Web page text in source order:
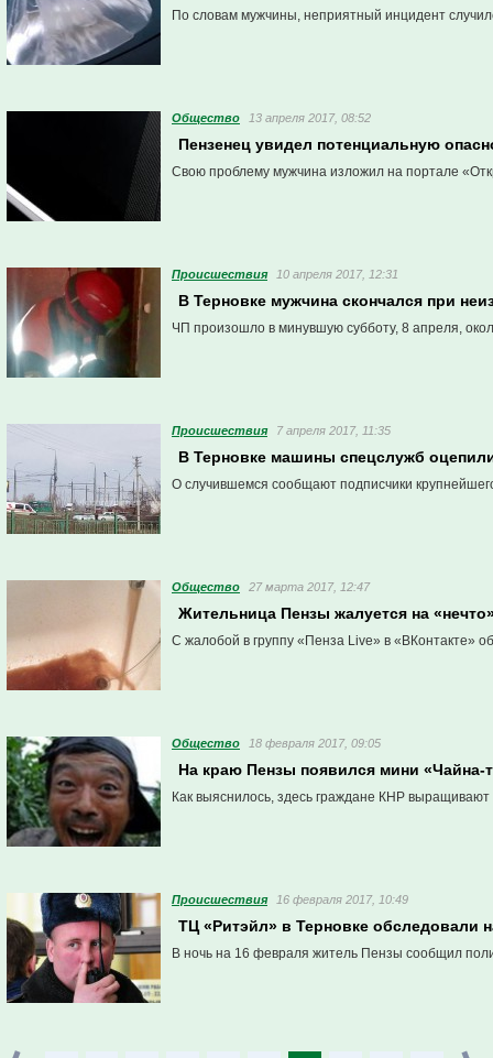
По словам мужчины, неприятный инцидент
Общество 13 апреля 2017, 08:52
Пензенец увидел потенциальную
Свою проблему мужчина изложил на портале
Проиcшествия 10 апреля 2017, 12:31
В Терновке мужчина скончался при
ЧП произошло в минувшую субботу, 8 апреля,
Проиcшествия 7 апреля 2017, 11:35
В Терновке машины спецслужб
О случившемся сообщают подписчики
Общество 27 марта 2017, 12:47
Жительница Пензы жалуется на
С жалобой в группу «Пенза Live» в «ВКонтакте»
Общество 18 февраля 2017, 09:05
На краю Пензы появился мини «Чайна-
Как выяснилось, здесь граждане КНР
Проиcшествия 16 февраля 2017, 10:49
ТЦ «Ритэйл» в Терновке обследовали
В ночь на 16 февраля житель Пензы сообщил